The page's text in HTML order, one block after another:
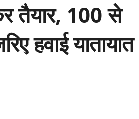
तैयार, 100 से
हवाई यातायात